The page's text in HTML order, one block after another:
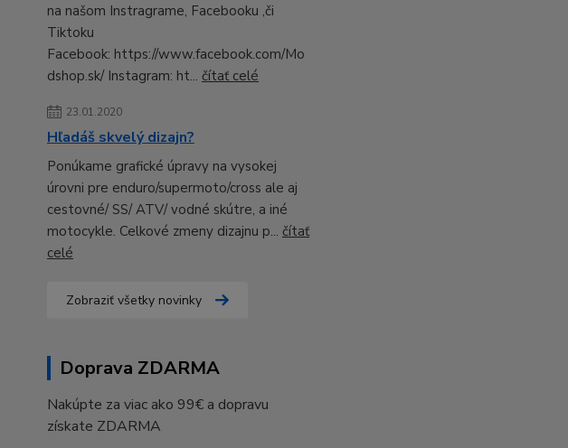
na našom Instragrame, Facebooku ,či
Tiktoku
Facebook: https://www.facebook.com/Mo
dshop.sk/ Instagram: ht... čítať celé
23.01.2020
Hľadáš skvelý dizajn?
Ponúkame grafické úpravy na vysokej
úrovni pre enduro/supermoto/cross ale aj
cestovné/ SS/ ATV/ vodné skútre, a iné
motocykle. Celkové zmeny dizajnu p... čítať
celé
Zobraziť všetky novinky
Doprava ZDARMA
Nakúpte za viac ako 99€ a dopravu
získate ZDARMA